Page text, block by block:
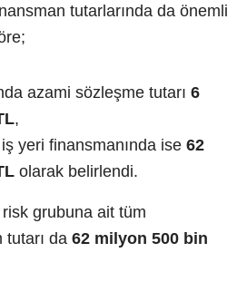
tutarlarında da önemli
azami sözleşme tutarı 6
,
yeri finansmanında ise 62
olarak belirlendi.
risk grubuna ait tüm
da 62 milyon 500 bin